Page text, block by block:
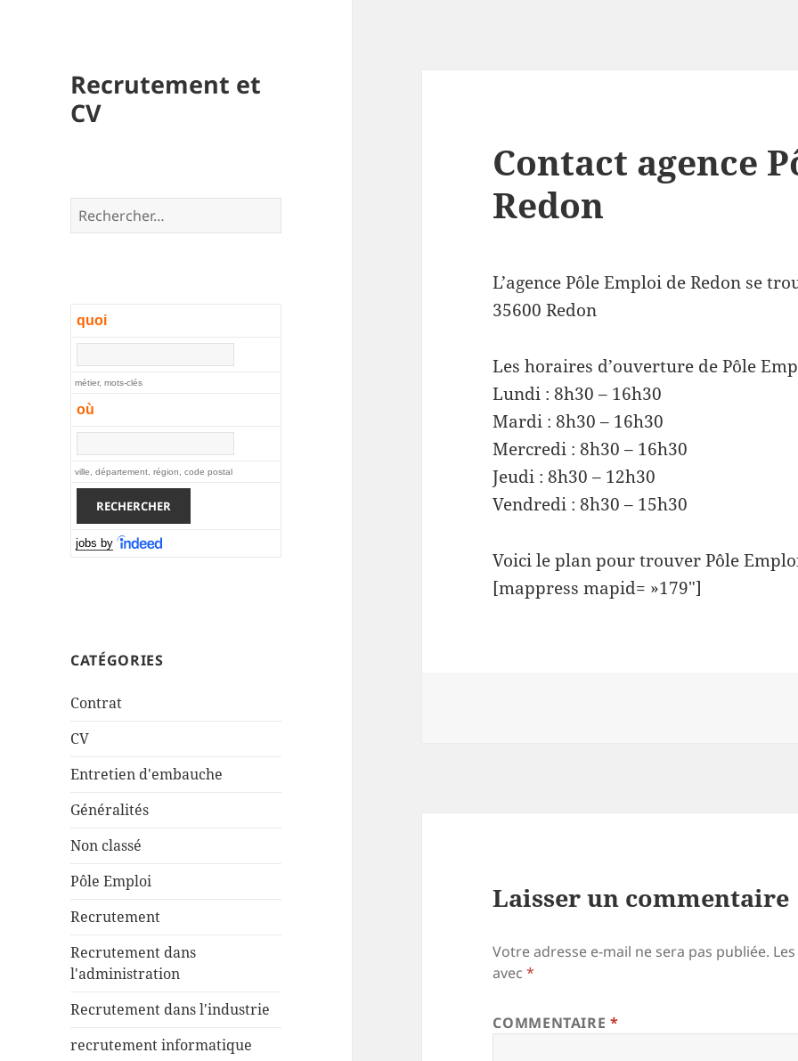
Recrutement et
CV
Rechercher :
quoi
métier, mots-clés
où
ville, département, région, code postal
jobs by
CATÉGORIES
Contrat
CV
Entretien d'embauche
Généralités
Non classé
Pôle Emploi
Recrutement
Recrutement dans
l'administration
Recrutement dans l'industrie
recrutement informatique
Contact agence
Redon
L’agence Pôle Emploi de Redon se
35600 Redon
Les horaires d’ouverture de Pôle
Lundi : 8h30 – 16h30
Mardi : 8h30 – 16h30
Mercredi : 8h30 – 16h30
Jeudi : 8h30 – 12h30
Vendredi : 8h30 – 15h30
Voici le plan pour trouver Pôle
[mappress mapid= »179″]
Laisser un commentaire
Votre adresse e-mail ne sera pas publiée.
avec*
COMMENTAIRE*